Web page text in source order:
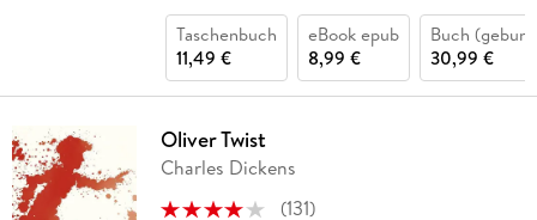
Taschenbuch
11,49 €
eBook epub
8,99 €
Buch
30,99 €
Oliver Twist
Charles Dickens
(131)